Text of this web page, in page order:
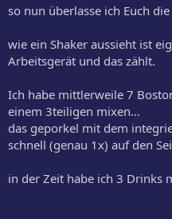
so nun überlasse ich Euch
wie ein Shaker aussieht ist
Arbeitsgerät und das zählt.
Ich habe mittlerweile 7
einem 3teiligen mixen...
das geporkel mit dem
schnell (genau 1x) auf den
in der Zeit habe ich 3 Drinks